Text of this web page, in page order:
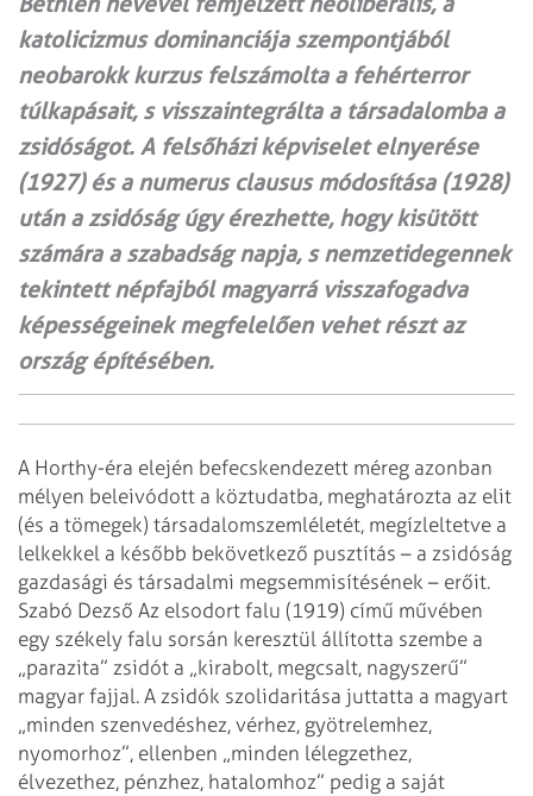
katolicizmus dominanciája szempontjából
neobarokk kurzus felszámolta a fehérterror
túlkapásait, s visszaintegrálta a társadalomba a
zsidóságot. A felsőházi képviselet elnyerése
(1927) és a numerus clausus módosítása (1928)
után a zsidóság úgy érezhette, hogy kisütött
számára a szabadság napja, s nemzetidegennek
tekintett népfajból magyarrá visszafogadva
képességeinek megfelelően vehet részt az
ország építésében.
A Horthy-éra elején befecskendezett méreg azonban
mélyen beleivódott a köztudatba, meghatározta az elit
(és a tömegek) társadalomszemléletét, megízleltetve a
lelkekkel a később bekövetkező pusztítás – a zsidóság
gazdasági és társadalmi megsemmisítésének – erőit.
Szabó Dezső Az elsodort falu (1919) című művében
egy székely falu sorsán keresztül állította szembe a
„parazita” zsidót a „kirabolt, megcsalt, nagyszerű”
magyar fajjal. A zsidók szolidaritása juttatta a magyart
„minden szenvedéshez, vérhez, gyötrelemhez,
nyomorhoz”, ellenben „minden lélegzethez,
élvezethez, pénzhez, hatalomhoz” pedig a saját